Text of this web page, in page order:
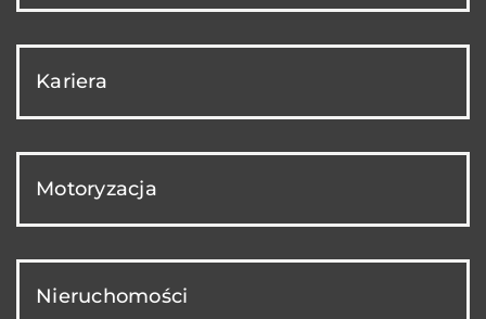
Kariera
Motoryzacja
Nieruchomości